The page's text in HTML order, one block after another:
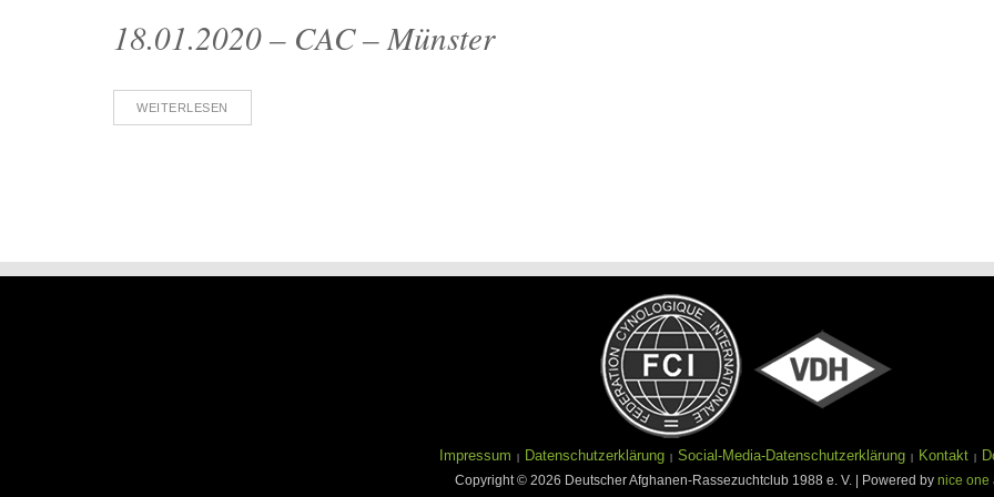
18.01.2020 – CAC – Münster
WEITERLESEN
Impressum Datenschutzerklärung Social-Media-Datenschutzerklärung Kontakt
Copyright © 2026 Deutscher Afghanen-Rassezuchtclub 1988 e. V. | Powered by nice one